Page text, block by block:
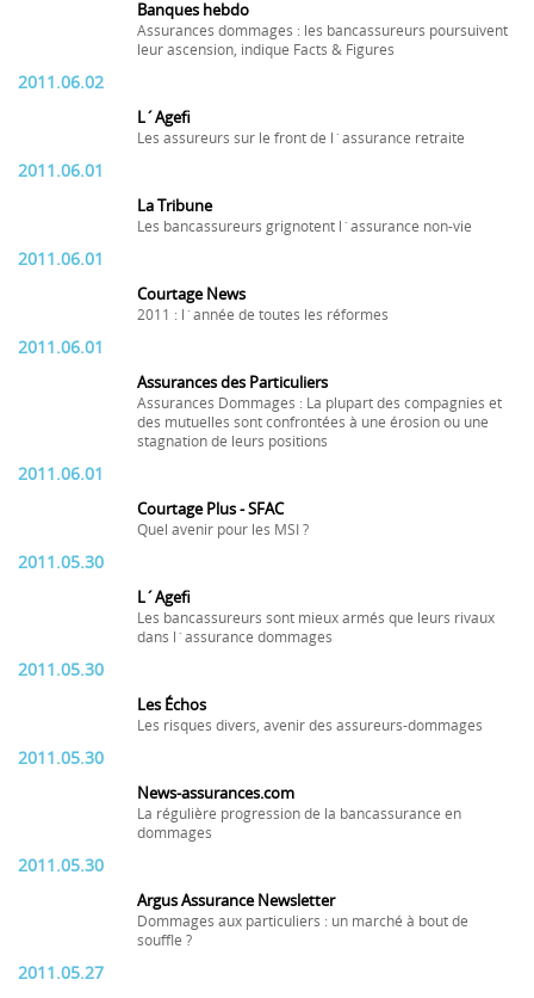
Banques hebdo
Assurances dommages : les bancassureurs poursuivent
leur ascension, indique Facts & Figures
2011.06.02
L´Agefi
Les assureurs sur le front de l´assurance retraite
2011.06.01
La Tribune
Les bancassureurs grignotent l´assurance non-vie
2011.06.01
Courtage News
2011 : l´année de toutes les réformes
2011.06.01
Assurances des Particuliers
Assurances Dommages : La plupart des compagnies et
des mutuelles sont confrontées à une érosion ou une
stagnation de leurs positions
2011.06.01
Courtage Plus - SFAC
Quel avenir pour les MSI ?
2011.05.30
L´Agefi
Les bancassureurs sont mieux armés que leurs rivaux
dans l´assurance dommages
2011.05.30
Les Échos
Les risques divers, avenir des assureurs-dommages
2011.05.30
News-assurances.com
La régulière progression de la bancassurance en
dommages
2011.05.30
Argus Assurance Newsletter
Dommages aux particuliers : un marché à bout de
souffle ?
2011.05.27